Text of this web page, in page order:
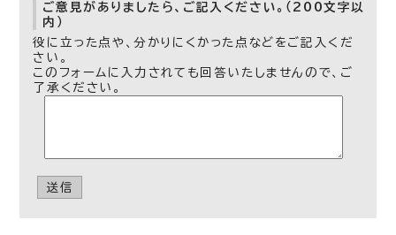
ご意見がありましたら、ご記入ください。（200文字以
内）
役に立った点や、分かりにくかった点などをご記入くだ
さい。
このフォームに入力されても回答いたしませんので、ご
了承ください。
送信